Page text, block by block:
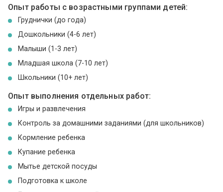
Опыт работы с возрастными группами детей:
Груднички (до года)
Дошкольники (4-6 лет)
Малыши (1-3 лет)
Младшая школа (7-10 лет)
Школьники (10+ лет)
Опыт выполнения отдельных работ:
Игры и развлечения
Контроль за домашними заданиями (для школьников)
Кормление ребенка
Купание ребенка
Мытье детской посуды
Подготовка к школе